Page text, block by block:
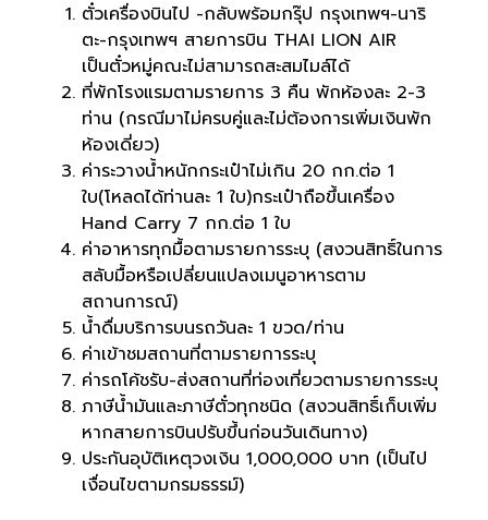
ตั๋วเครื่องบินไป -กลับพร้อมกรุ๊ป กรุงเทพฯ-นาริ
ตะ-กรุงเทพฯ สายการบิน THAI LION AIR
เป็นตั๋วหมู่คณะไม่สามารถสะสมไมล์ได้
ที่พักโรงแรมตามรายการ 3 คืน พักห้องละ 2-3
ท่าน (กรณีมาไม่ครบคู่และไม่ต้องการเพิ่มเงินพัก
ห้องเดี่ยว)
ค่าระวางน้ำหนักกระเป๋าไม่เกิน 20 กก.ต่อ 1
ใบ(โหลดได้ท่านละ 1 ใบ)กระเป๋าถือขึ้นเครื่อง
Hand Carry 7 กก.ต่อ 1 ใบ
ค่าอาหารทุกมื้อตามรายการระบุ (สงวนสิทธิ์ในการ
สลับมื้อหรือเปลี่ยนแปลงเมนูอาหารตาม
สถานการณ์)
น้ำดื่มบริการบนรถวันละ 1 ขวด/ท่าน
ค่าเข้าชมสถานที่ตามรายการระบุ
ค่ารถโค้ชรับ-ส่งสถานที่ท่องเที่ยวตามรายการระบุ
ภาษีน้ำมันและภาษีตั๋วทุกชนิด (สงวนสิทธิ์เก็บเพิ่ม
หากสายการบินปรับขึ้นก่อนวันเดินทาง)
ประกันอุบัติเหตุวงเงิน 1,000,000 บาท (เป็นไป
เงื่อนไขตามกรมธรรม์)